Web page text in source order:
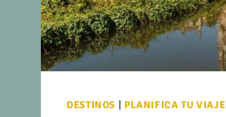
DESTINOS | PLANIFICA TU VIAJE